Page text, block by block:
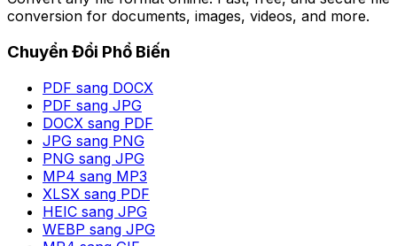
conversion for documents, images, videos, and more.
Chuyển Đổi Phổ Biến
PDF sang DOCX
PDF sang JPG
DOCX sang PDF
JPG sang PNG
PNG sang JPG
MP4 sang MP3
XLSX sang PDF
HEIC sang JPG
WEBP sang JPG